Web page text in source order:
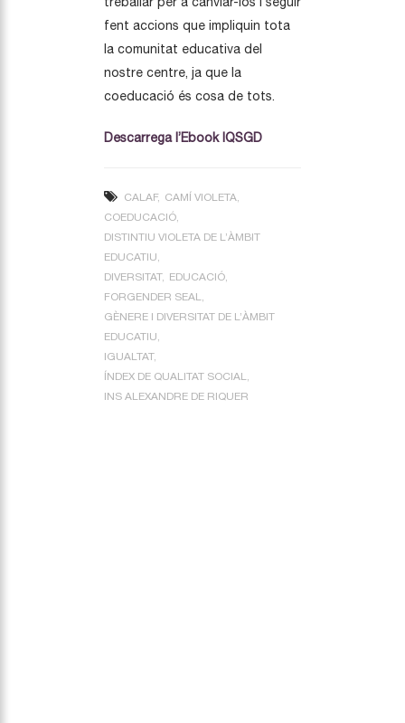
fent accions que impliquin tota
la comunitat educativa del
nostre centre, ja que la
coeducació és cosa de tots.
Descarrega l’Ebook IQSGD
CALAF
CAMÍ VIOLETA
COEDUCACIÓ
DISTINTIU VIOLETA DE L’ÀMBIT
EDUCATIU
DIVERSITAT
EDUCACIÓ
FORGENDER SEAL
GÈNERE I DIVERSITAT DE L’ÀMBIT
EDUCATIU
IGUALTAT
ÍNDEX DE QUALITAT SOCIAL
INS ALEXANDRE DE RIQUER